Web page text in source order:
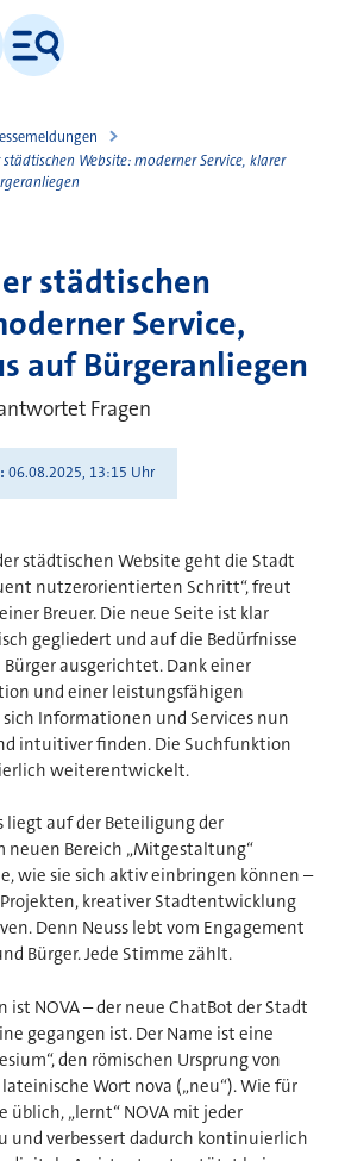
Menü
Website: moderner Service, klarer
städtischen
Service,
auf Bürgeranliegen
Fragen
06.08.2025, 13:15 Uhr
städtischen Website geht die Stadt
nutzerorientierten Schritt“, freut
Breuer. Die neue Seite ist klar
gegliedert und auf die Bedürfnisse
ausgerichtet. Dank einer
und einer leistungsfähigen
Informationen und Services nun
intuitiver finden. Die Suchfunktion
weiterentwickelt.
liegt auf der Beteiligung der
neuen Bereich „Mitgestaltung“
wie sie sich aktiv einbringen können –
kreativer Stadtentwicklung
Denn Neuss lebt vom Engagement
Bürger. Jede Stimme zählt.
ist NOVA – der neue ChatBot der Stadt
gegangen ist. Der Name ist eine
den römischen Ursprung von
lateinische Wort nova („neu“). Wie für
üblich, „lernt“ NOVA mit jeder
und verbessert dadurch kontinuierlich